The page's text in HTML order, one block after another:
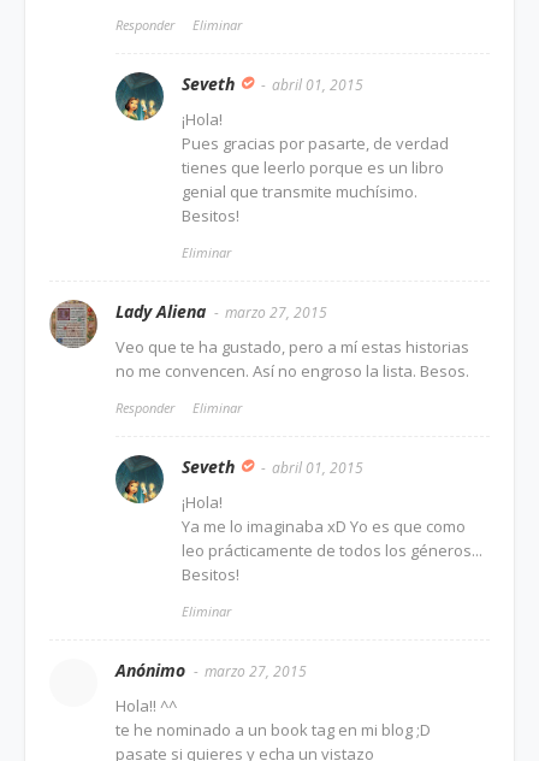
Responder Eliminar
Seveth abril 01, 2015
¡Hola!
Pues gracias por pasarte, de verdad
tienes que leerlo porque es un libro
genial que transmite muchísimo.
Besitos!
Eliminar
Lady Aliena marzo 27, 2015
Veo que te ha gustado, pero a mí estas historias
no me convencen. Así no engroso la lista. Besos.
Responder Eliminar
Seveth abril 01, 2015
¡Hola!
Ya me lo imaginaba xD Yo es que como
leo prácticamente de todos los géneros...
Besitos!
Eliminar
Anónimo marzo 27, 2015
Hola!! ^^
te he nominado a un book tag en mi blog ;D
pasate si quieres y echa un vistazo